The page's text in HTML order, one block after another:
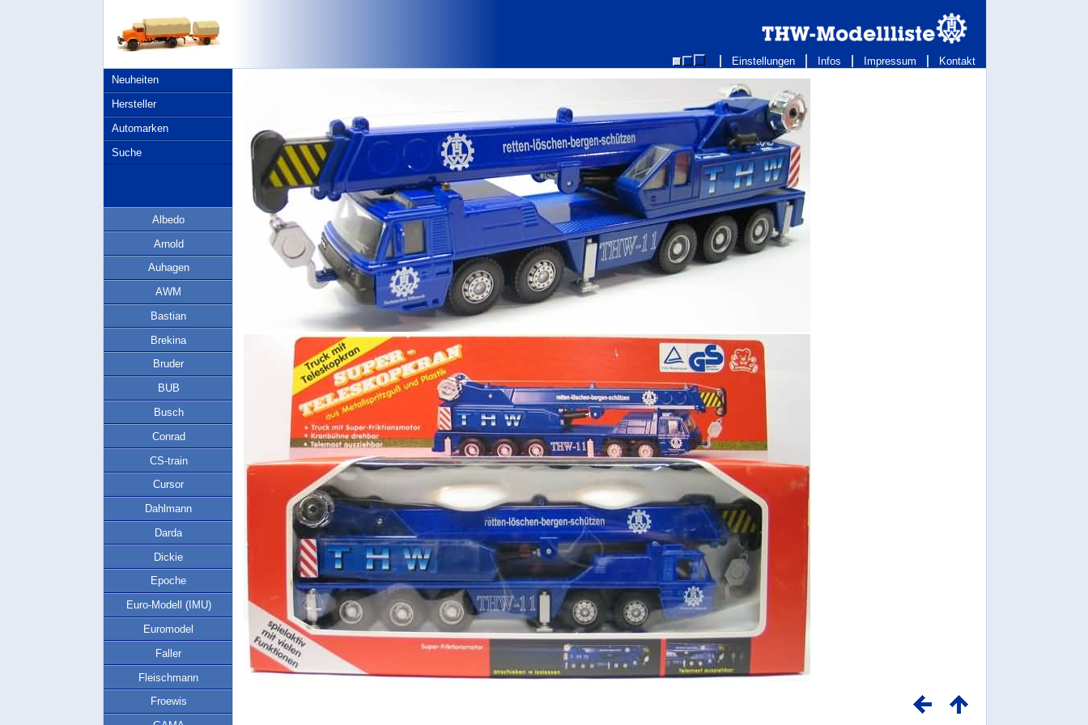
Einstellungen Infos Impressum
Kontakt
Neuheiten
Hersteller
Automarken
Suche
Albedo
Arnold
Auhagen
AWM
Bastian
Brekina
Bruder
BUB
Busch
Conrad
CS-train
Cursor
Dahlmann
Darda
Dickie
Epoche
Euro-Modell (IMU)
Euromodel
Faller
Fleischmann
Froewis